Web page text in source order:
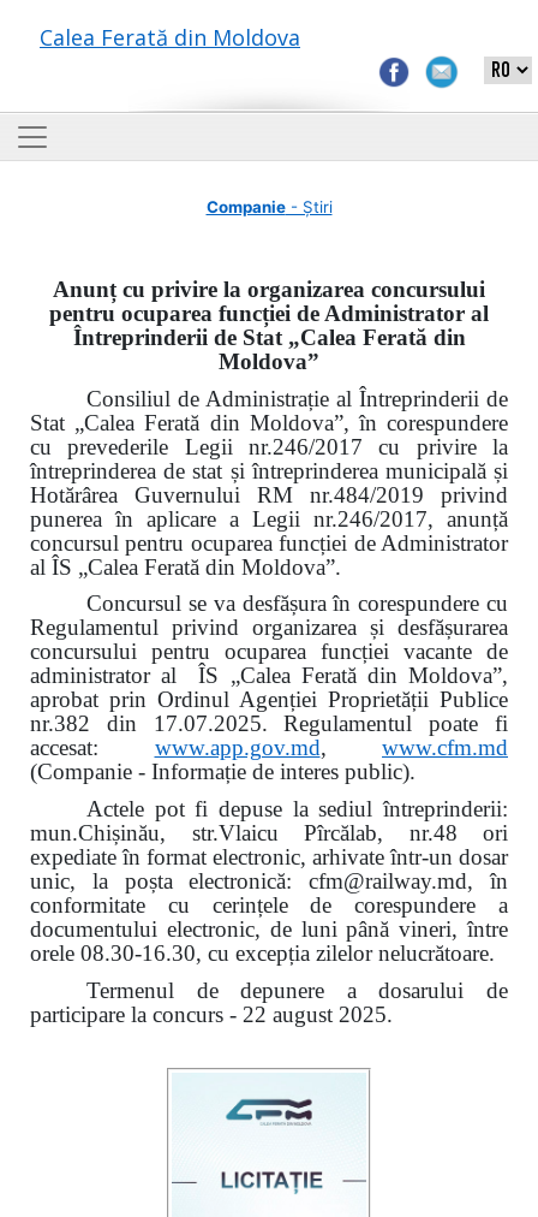
Calea Ferată din Moldova
Companie- Știri
Anunț cu privire la organizarea concursului
pentru ocuparea funcției de Administrator al
Întreprinderii de Stat „Calea Ferată din
Moldova”
Consiliul de Administrație al Întreprinderii de
Stat „Calea Ferată din Moldova”, în corespundere
cu prevederile Legii nr.246/2017 cu privire la
întreprinderea de stat și întreprinderea municipală și
Hotărârea Guvernului RM nr.484/2019 privind
punerea în aplicare a Legii nr.246/2017, anunță
concursul pentru ocuparea funcției de Administrator
al ÎS „Calea Ferată din Moldova”.
Concursul se va desfășura în corespundere cu
Regulamentul privind organizarea și desfășurarea
concursului pentru ocuparea funcției vacante de
administrator al ÎS „Calea Ferată din Moldova”,
aprobat prin Ordinul Agenției Proprietății Publice
nr.382 din 17.07.2025. Regulamentul poate fi
accesat: www.app.gov.md, www.cfm.md
(Companie - Informație de interes public).
Actele pot fi depuse la sediul întreprinderii:
mun.Chișinău, str.Vlaicu Pîrcălab, nr.48 ori
expediate în format electronic, arhivate într-un dosar
unic, la poșta electronică: cfm@railway.md, în
conformitate cu cerințele de corespundere a
documentului electronic, de luni până vineri, între
orele 08.30-16.30, cu excepția zilelor nelucrătoare.
Termenul de depunere a dosarului de
participare la concurs - 22 august 2025.